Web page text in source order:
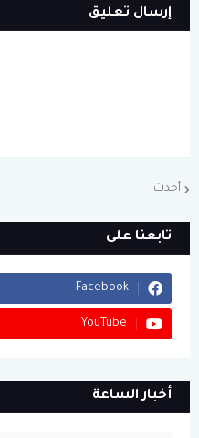
إرسال تعليق
أحدث
تابعنا على
Facebook
YouTube
أخبار الساعة